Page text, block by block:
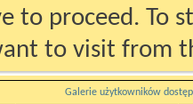
to proceed. To
to visit from
Galerie użytkowników